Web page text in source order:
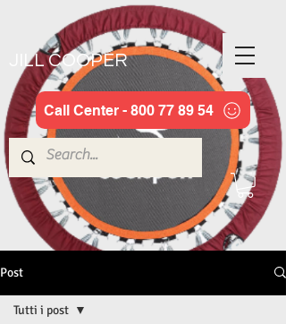
JILL COOPER
Call Center - 800 77 89 54
Post
Tutti i post